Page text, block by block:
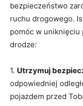
bezpieczeństwo
ruchu drogowego.
pomóc ​w
drodze:
1. Utrzymuj‌
odpowiedniej
pojazdem‍ przed